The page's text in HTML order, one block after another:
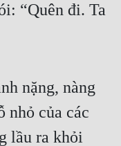
“Quên đi. Ta
nặng, nàng
nhỏ của các
lầu ra khỏi